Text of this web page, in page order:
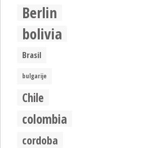
Berlin
bolivia
Brasil
bulgarije
Chile
colombia
cordoba